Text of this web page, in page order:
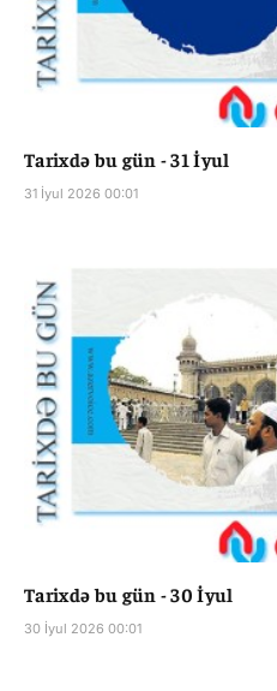
Tarixdə bu gün - 31 İyul
31 İyul 2026 00:01
Tarixdə bu gün - 30 İyul
30 İyul 2026 00:01